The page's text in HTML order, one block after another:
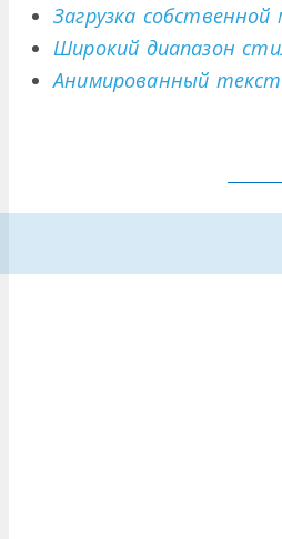
Загрузка
Широкий диапазон
Анимированный